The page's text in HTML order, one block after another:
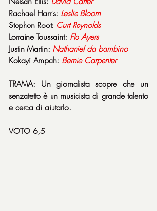
Rachael Harris: Leslie Bloom
Stephen Root: Curt Reynolds
Lorraine Toussaint: Flo Ayers
Justin Martin: Nathaniel da bambino
Kokayi Ampah: Bernie Carpenter
TRAMA: Un giornalista scopre che un
senzatetto è un musicista di grande talento
e cerca di aiutarlo.
VOTO 6,5